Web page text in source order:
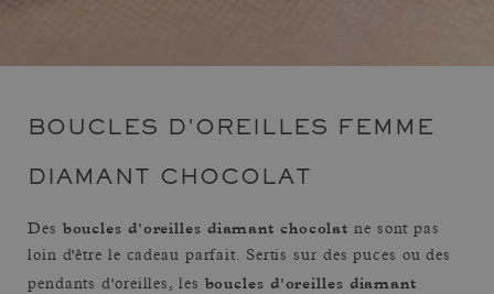
BOUCLES D'OREILLES FEMME
DIAMANT CHOCOLAT
Des boucles d'oreilles diamant chocolat ne sont pas
loin d'être le cadeau parfait. Sertis sur des puces ou des
pendants d'oreilles, les boucles d'oreilles diamant